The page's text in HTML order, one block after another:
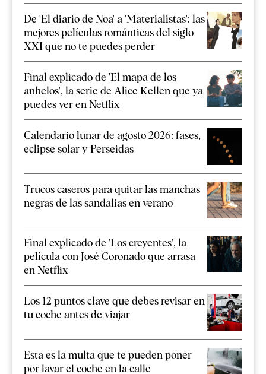
De 'El diario de Noa' a 'Materialistas': las
mejores películas románticas del siglo
XXI que no te puedes perder
Final explicado de 'El mapa de los
anhelos', la serie de Alice Kellen que ya
puedes ver en Netflix
Calendario lunar de agosto 2026: fases,
eclipse solar y Perseidas
Trucos caseros para quitar las manchas
negras de las sandalias en verano
Final explicado de 'Los creyentes', la
película con José Coronado que arrasa
en Netflix
Los 12 puntos clave que debes revisar en
tu coche antes de viajar
Esta es la multa que te pueden poner
por lavar el coche en la calle